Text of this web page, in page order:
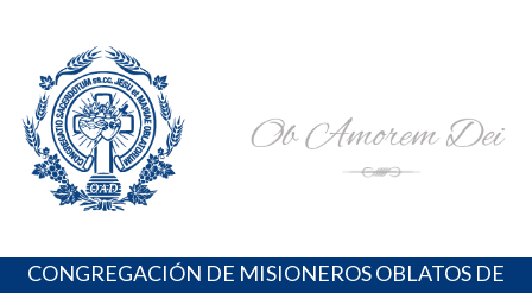
content
Portal de los Padres Oblatos. Advocaciones Marianas,
Oraciones, Música religiosa y más
CONGREGACIÓN DE MISIONEROS OBLATOS DE